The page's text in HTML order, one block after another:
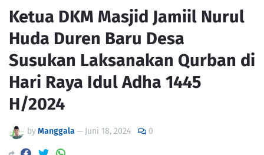
Ketua DKM Masjid Jamiil Nurul
Huda Duren Baru Desa
Susukan Laksanakan Qurban di
Hari Raya Idul Adha 1445
H/2024
byManggala — Juni 18, 2024 0